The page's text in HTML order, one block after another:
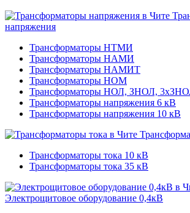
напряжения
Трансформаторы НТМИ
Трансформаторы НАМИ
Трансформаторы НАМИТ
Трансформаторы НОМ
Трансформаторы НОЛ, ЗНОЛ,
Трансформаторы напряжения 6 кВ
Трансформаторы напряжения 10 кВ
Трансформаторы тока 10 кВ
Трансформаторы тока 35 кВ
Электрощитовое оборудование 0,4кВ